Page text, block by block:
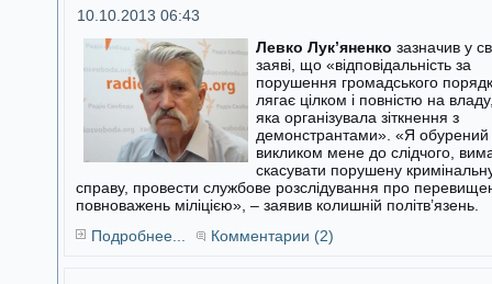
10.10.2013 06:43
Левко Лук’яненко зазначив у
заяві, що «відповідальність за
порушення громадського
лягає цілком і повністю на
яка організувала зіткнення з
демонстрантами». «Я обурений
викликом мене до слідчого,
скасувати порушену
справу, провести службове розслідування про
повноважень міліцією», – заявив колишній політв’язень.
Подробнее...
Комментарии (2)